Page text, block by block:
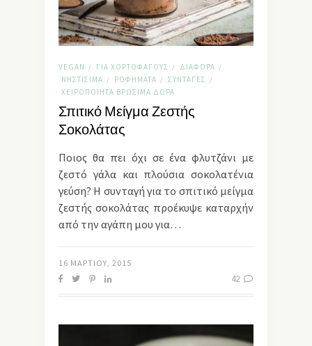
VEGAN / ΓΙΑ ΧΟΡΤΟΦΆΓΟΥΣ / ΔΙΆΦΟΡΑ /
ΝΗΣΤΊΣΙΜΑ / ΡΟΦΉΜΑΤΑ / ΣΥΝΤΑΓΈΣ /
ΧΕΙΡΟΠΟΊΗΤΑ ΒΡΏΣΙΜΑ ΔΏΡΑ
Σπιτικό Μείγμα Ζεστής
Σοκολάτας
Ποιος θα πει όχι σε ένα φλυτζάνι με
ζεστό γάλα και πλούσια σοκολατένια
γεύση? Η συνταγή για το σπιτικό μείγμα
ζεστής σοκολάτας προέκυψε καταρχήν
από την αγάπη μου για…
16 ΜΑΡΤΊΟΥ, 2015
42